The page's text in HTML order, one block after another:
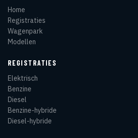
Home
Registraties
Wagenpark
Modellen
REGISTRATIES
Elektrisch
Benzine
Diesel
Benzine-hybride
Diesel-hybride